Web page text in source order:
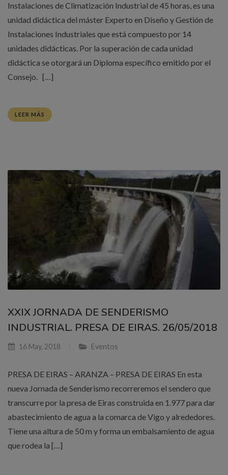
Instalaciones de Climatización Industrial de 45 horas, es una
unidad didáctica del máster Experto en Diseño y Gestión de
Instalaciones Industriales que está compuesto por 14
unidades didácticas. Por la superación de cada unidad
didáctica se otorgará un Diploma específico emitido por el
Consejo. […]
LEER MÁS
XXIX JORNADA DE SENDERISMO
INDUSTRIAL. PRESA DE EIRAS. 26/05/2018
16 May, 2018 Eventos
PRESA DE EIRAS – ARANZA – PRESA DE EIRAS En esta
nueva Jornada de Senderismo recorreremos el sendero que
transcurre por la presa de Eiras construida en 1.977 para dar
abastecimiento de agua a la comarca de Vigo y alrededores.
Tiene una altura de 50 m y forma un embalsamiento de agua
que rodea la […]